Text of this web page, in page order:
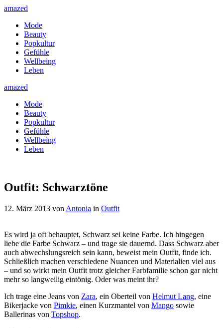
amazed
Mode
Beauty
Popkultur
Gefühle
Wellbeing
Leben
amazed
Mode
Beauty
Popkultur
Gefühle
Wellbeing
Leben
Outfit: Schwarztöne
12. März 2013 von Antonia in Outfit
Es wird ja oft behauptet, Schwarz sei keine Farbe. Ich hingegen
liebe die Farbe Schwarz – und trage sie dauernd. Dass Schwarz aber
auch abwechslungsreich sein kann, beweist mein Outfit, finde ich.
Schließlich machen verschiedene Nuancen und Materialien viel aus
– und so wirkt mein Outfit trotz gleicher Farbfamilie schon gar nicht
mehr so langweilig eintönig. Oder was meint ihr?
Ich trage eine Jeans von Zara, ein Oberteil von Helmut Lang, eine
Bikerjacke von Pimkie, einen Kurzmantel von Mango sowie
Ballerinas von Topshop.